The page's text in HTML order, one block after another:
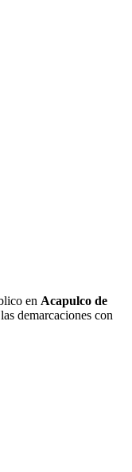
en Acapulco de
demarcaciones con